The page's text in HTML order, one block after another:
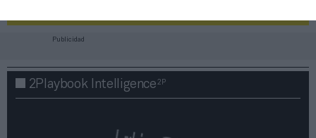
Publicidad
2Playbook Intelligence2P